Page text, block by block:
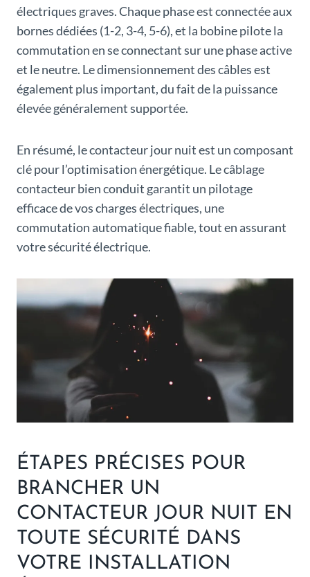
électriques graves. Chaque phase est connectée aux
bornes dédiées (1-2, 3-4, 5-6), et la bobine pilote la
commutation en se connectant sur une phase active
et le neutre. Le dimensionnement des câbles est
également plus important, du fait de la puissance
élevée généralement supportée.
En résumé, le contacteur jour nuit est un composant
clé pour l’optimisation énergétique. Le câblage
contacteur bien conduit garantit un pilotage
efficace de vos charges électriques, une
commutation automatique fiable, tout en assurant
votre sécurité électrique.
ÉTAPES PRÉCISES POUR
BRANCHER UN
CONTACTEUR JOUR NUIT EN
TOUTE SÉCURITÉ DANS
VOTRE INSTALLATION